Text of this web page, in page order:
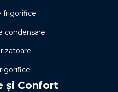
frigorifice
condensare
și Confort